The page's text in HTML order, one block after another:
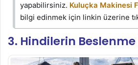
yapabilirsiniz. Kuluçka Makinesi
bilgi edinmek için linkin üzerine
3. Hindilerin